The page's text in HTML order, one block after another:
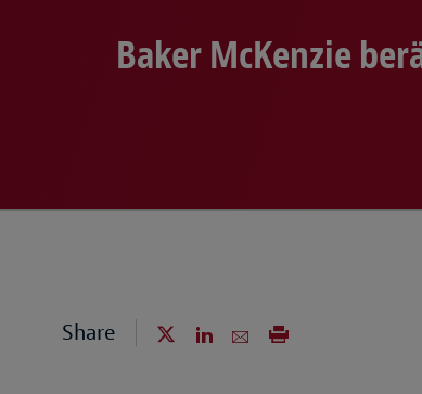
Baker McKenzie
Share